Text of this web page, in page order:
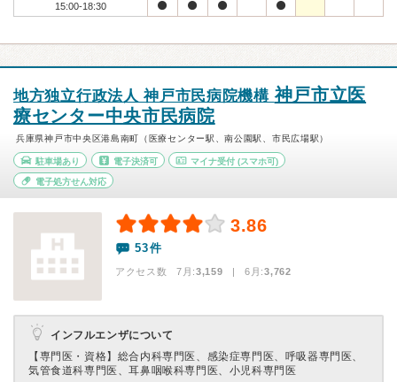
15:00-18:30
地方独立行政法人 神戸市民病院機構神戸市立医
療センター中央市民病院
兵庫県神戸市中央区港島南町（医療センター駅、南公園駅、市民広場駅）
駐車場あり 電子決済可 マイナ受付 (スマホ可)
電子処方せん対応
3.86
53件
アクセス数 7月:3,159 | 6月:3,762
インフルエンザについて
【専門医・資格】 総合内科専門医、感染症専門医、呼吸器専門医、
気管食道科専門医、耳鼻咽喉科専門医、小児科専門医